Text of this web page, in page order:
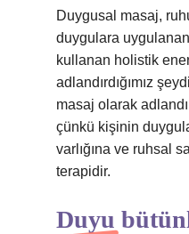
Duygusal masaj,
duygulara
kullanan holistik
adlandırdığımız
masaj olarak
çünkü kişinin
varlığına ve ruhsal
terapidir.
Duyu